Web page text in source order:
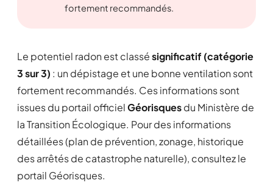
fortement recommandés.
Le potentiel radon est classésignificatif (catégorie
3 sur 3) : un dépistage et une bonne ventilation sont
fortement recommandés. Ces informations sont
issues du portail officielGéorisquesdu Ministère de
la Transition Écologique. Pour des informations
détaillées (plan de prévention, zonage, historique
des arrêtés de catastrophe naturelle), consultez le
portail Géorisques.